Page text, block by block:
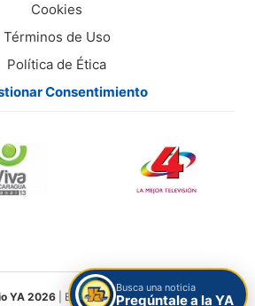
Busca una noticia
Pregúntale a la YA
Cookies
Términos de Uso
Política de Ética
Consentimiento
YA 2026 | Entretenimiento Digital S.A.